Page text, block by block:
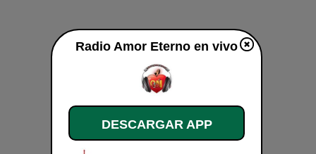
Radio Amor Eterno en vivo
DESCARGAR APP